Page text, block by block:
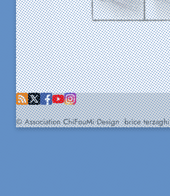
© Association ChiFouMi Design :brice terzaghi